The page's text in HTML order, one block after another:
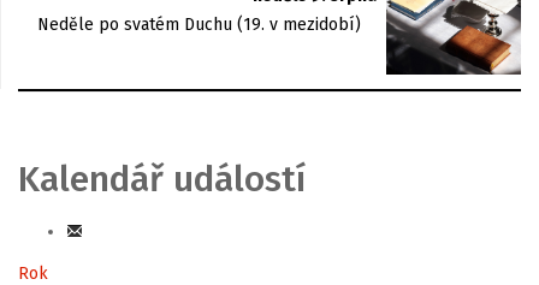
Neděle po svatém Duchu (19. v mezidobí)
Kalendář událostí
Rok